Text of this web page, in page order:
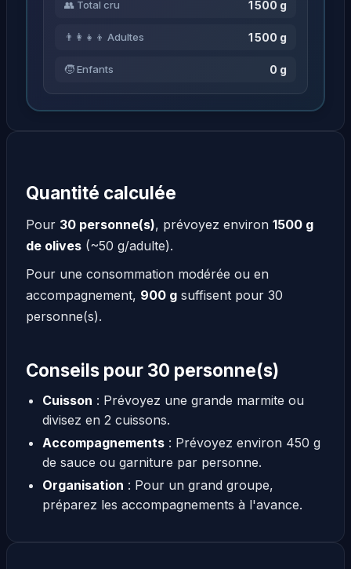
👥 Total cru 1 500 g
👨‍👩‍👧‍👦 Adultes 1 500 g
🧒 Enfants 0 g
Quantité calculée
Pour 30 personne(s), prévoyez environ 1500 g
de olives (~50 g/adulte).
Pour une consommation modérée ou en
accompagnement, 900 g suffisent pour 30
personne(s).
Conseils pour 30 personne(s)
Cuisson : Prévoyez une grande marmite ou
divisez en 2 cuissons.
Accompagnements: Prévoyez environ 450 g
de sauce ou garniture par personne.
Organisation : Pour un grand groupe,
préparez les accompagnements à l'avance.